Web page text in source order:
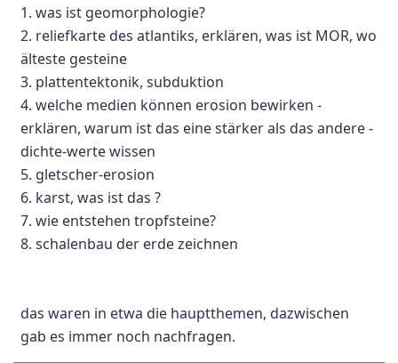
1. was ist geomorphologie?
2. reliefkarte des atlantiks, erklären, was ist MOR, wo
älteste gesteine
3. plattentektonik, subduktion
4. welche medien können erosion bewirken -
erklären, warum ist das eine stärker als das andere -
dichte-werte wissen
5. gletscher-erosion
6. karst, was ist das ?
7. wie entstehen tropfsteine?
8. schalenbau der erde zeichnen
das waren in etwa die hauptthemen, dazwischen
gab es immer noch nachfragen.